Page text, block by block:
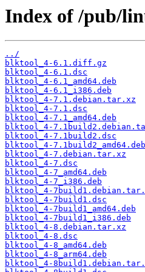
Index of /pub/
../
blktool_4-6.1.diff.gz
blktool_4-6.1.dsc
blktool_4-6.1_amd64.deb
blktool_4-6.1_i386.deb
blktool_4-7.1.debian.tar.xz
blktool_4-7.1.dsc
blktool_4-7.1_amd64.deb
blktool_4-
blktool_4-7.1build2.dsc
blktool_4-7.1build2_amd64.deb
blktool_4-7.debian.tar.xz
blktool_4-7.dsc
blktool_4-7_amd64.deb
blktool_4-7_i386.deb
blktool_4-
blktool_4-7build1.dsc
blktool_4-7build1_amd64.deb
blktool_4-7build1_i386.deb
blktool_4-8.debian.tar.xz
blktool_4-8.dsc
blktool_4-8_amd64.deb
blktool_4-8_arm64.deb
blktool_4-